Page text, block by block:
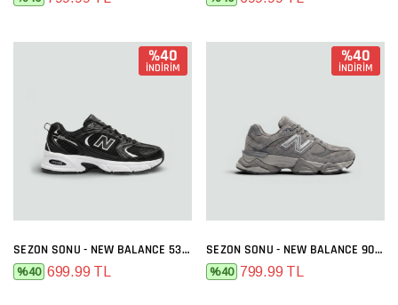
%40
İNDİRİM
SEZON SONU - NEW BALANCE 530 SIYAH BEYAZ
%40 699.99 TL
%40
İNDİRİM
SEZON SONU - NEW BALANCE 9060 GRI FÜME
%40 799.99 TL